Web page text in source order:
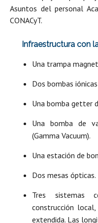
Asuntos del personal
CONACyT.
Infraestructura con
Una trampa
Dos bombas
Una bomba getter
Una bomba de
(Gamma Vacuum).
Una estación de
Dos mesas ópticas.
Tres sistemas
construcción
extendida. Las